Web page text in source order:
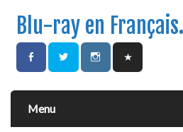
Blu-ray en
Menu